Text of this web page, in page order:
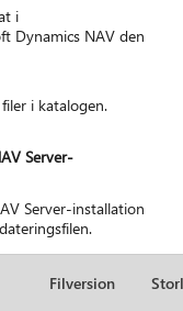
i
Dynamics NAV den
i katalogen.
Server-
Server-installation
Filversion